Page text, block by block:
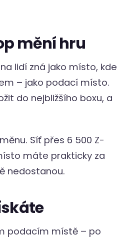
mění hru
lidí zná jako místo, kde
– jako podací místo.
do nejbližšího boxu, a
Síť přes 6 500 Z-
máte prakticky za
nedostanou.
podacím místě – po